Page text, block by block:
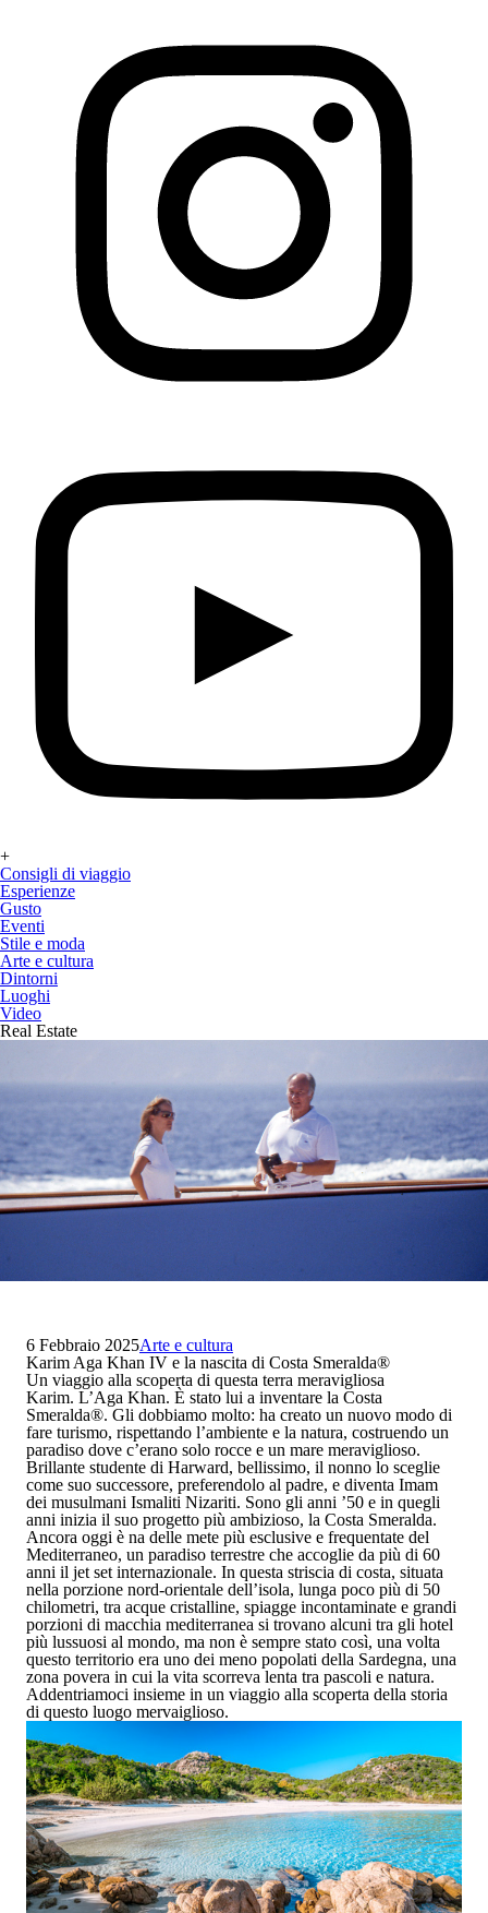
+
Consigli di viaggio
Esperienze
Gusto
Eventi
Stile e moda
Arte e cultura
Dintorni
Luoghi
Video
Real Estate
6 Febbraio 2025Arte e cultura
Karim Aga Khan IV e la nascita di Costa Smeralda®
Un viaggio alla scoperta di questa terra meravigliosa
Karim. L’Aga Khan. È stato lui a inventare la Costa
Smeralda®. Gli dobbiamo molto: ha creato un nuovo modo di
fare turismo, rispettando l’ambiente e la natura, costruendo un
paradiso dove c’erano solo rocce e un mare meraviglioso.
Brillante studente di Harward, bellissimo, il nonno lo sceglie
come suo successore, preferendolo al padre, e diventa Imam
dei musulmani Ismaliti Nizariti. Sono gli anni ’50 e in quegli
anni inizia il suo progetto più ambizioso, la Costa Smeralda.
Ancora oggi è na delle mete più esclusive e frequentate del
Mediterraneo, un paradiso terrestre che accoglie da più di 60
anni il jet set internazionale. In questa striscia di costa, situata
nella porzione nord-orientale dell’isola, lunga poco più di 50
chilometri, tra acque cristalline, spiagge incontaminate e grandi
porzioni di macchia mediterranea si trovano alcuni tra gli hotel
più lussuosi al mondo, ma non è sempre stato così, una volta
questo territorio era uno dei meno popolati della Sardegna, una
zona povera in cui la vita scorreva lenta tra pascoli e natura.
Addentriamoci insieme in un viaggio alla scoperta della storia
di questo luogo mervaiglioso.